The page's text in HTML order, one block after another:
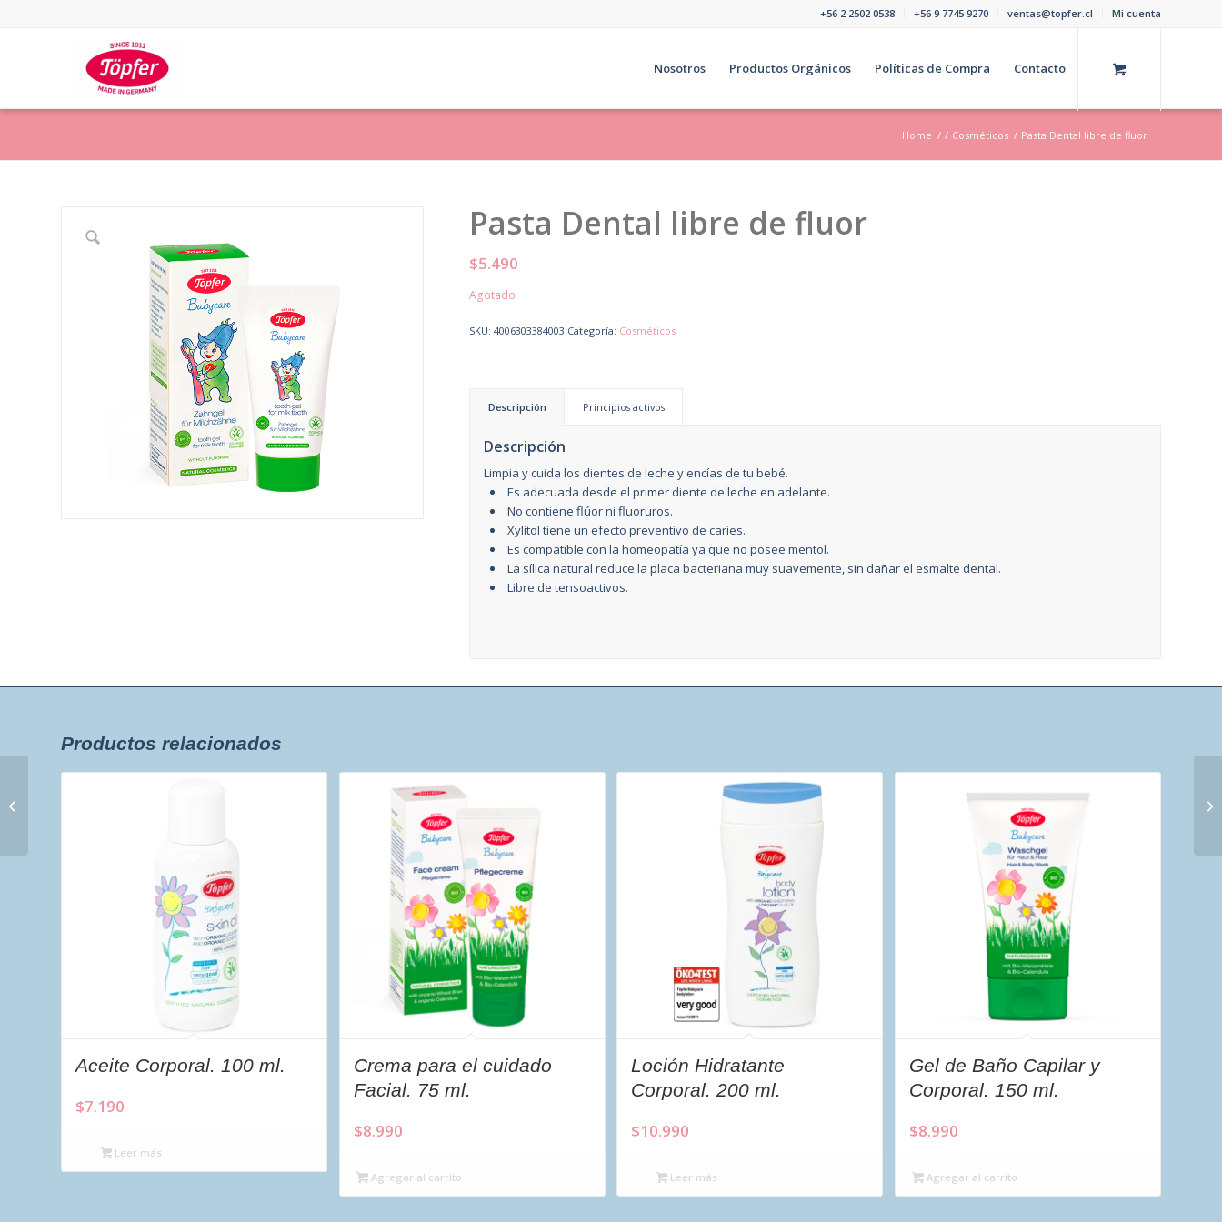
+56 2 2502 0538 +56 9 7745 9270 ventas@topfer.cl Mi cuenta
Nosotros Productos Orgánicos Políticas de Compra Contacto
Home / / Cosméticos / Pasta Dental libre de fluor
Pasta Dental libre de fluor
$5.490
Agotado
SKU:4006303384003 Categoría: Cosméticos
Descripción Principios activos
Descripción
Limpia y cuida los dientes de leche y encías de tu bebé.
Es adecuada desde el primer diente de leche en adelante.
No contiene flúor ni fluoruros.
Xylitol tiene un efecto preventivo de caries.
Es compatible con la homeopatía ya que no posee mentol.
La sílica natural reduce la placa bacteriana muy suavemente, sin dañar el esmalte dental.
Libre de tensoactivos.
Productos relacionados
Aceite Corporal. 100 ml.
$7.190
Leer más
Crema para el cuidado
Facial. 75 ml.
$8.990
Agregar al carrito
Loción Hidratante
Corporal. 200 ml.
$10.990
Leer más
Gel de Baño Capilar y
Corporal. 150 ml.
$8.990
Agregar al carrito